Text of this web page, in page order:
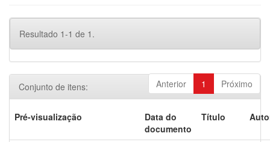
Resultado 1-1 de 1.
Anterior 1 Próximo
Conjunto de itens:
Pré-visualização
Data do
documento
Título